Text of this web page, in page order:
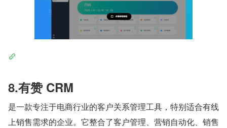
8.有赞 CRM
是一款专注于电商行业的客户关系管理工具，特别适合有线
上销售需求的企业。它整合了客户管理、营销自动化、销售